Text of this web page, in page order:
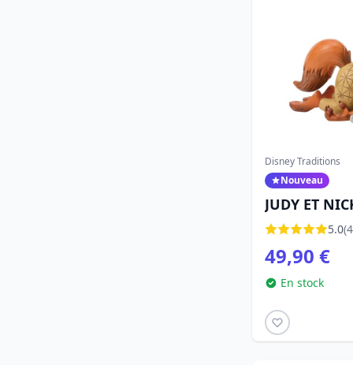
Disney Traditions
Nouveau
JUDY ET
TRADITIONS
5.0
49,90 €
En stock